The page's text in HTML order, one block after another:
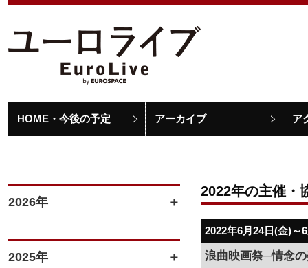
HOME・今後の予定 アーカイブ ア
2026年
2025年
2022年の主催・
2022年6月24日(金)～
浪曲映画祭─情念